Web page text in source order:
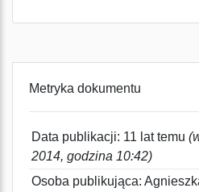
Metryka dokumentu
Data publikacji: 11 lat temu
2014, godzina 10:42)
Osoba publikująca: